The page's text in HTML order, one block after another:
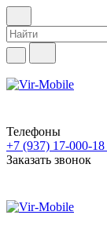
Телефоны
+7 (937) 17-000-18
Заказать звонок